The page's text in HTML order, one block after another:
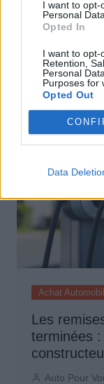
I want to opt-
Personal
Opted In
I want to opt-
Retention,
Personal
Purposes for
Opted Out
Data
Achat
Denza
atteint
Auto Pour
Achat
Les
terminées
Auto Pour